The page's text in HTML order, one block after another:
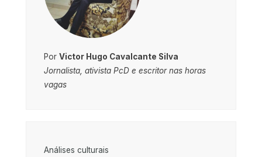
Por Victor Hugo Cavalcante Silva
Jornalista, ativista PcD e escritor nas horas
vagas
Análises culturais